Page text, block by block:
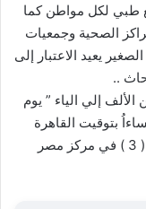
طبي لكل مواطن كما
الصحية وجمعيات
يعيد الاعتبار إلى
..
إلي الياء ” يوم
الموافق 24 يناير من الساعة 2 : 4 مساءاُ بتوقيت القاهرة
فى جناح الدار العربية للعلوم ناشرون , قاعة ( 3 ) في ‏مركز مصر